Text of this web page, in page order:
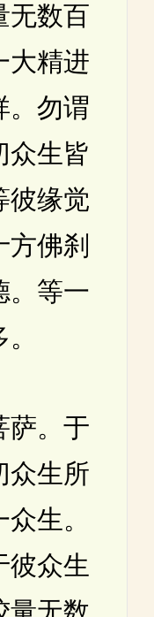
无数百
大精进
。勿谓
众生皆
彼缘觉
佛刹
。等一
。于
众生所
生。
彼众生